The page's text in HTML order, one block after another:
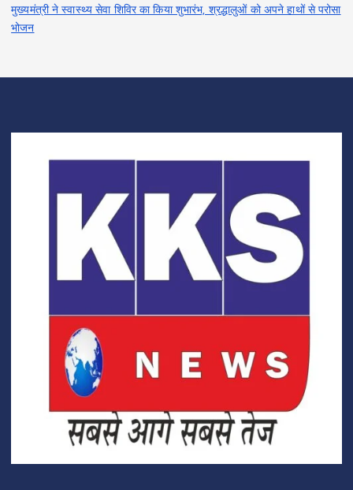
मुख्यमंत्री ने स्वास्थ्य सेवा शिविर का किया शुभारंभ, श्रद्धालुओं को अपने हाथों से परोसा
भोजन